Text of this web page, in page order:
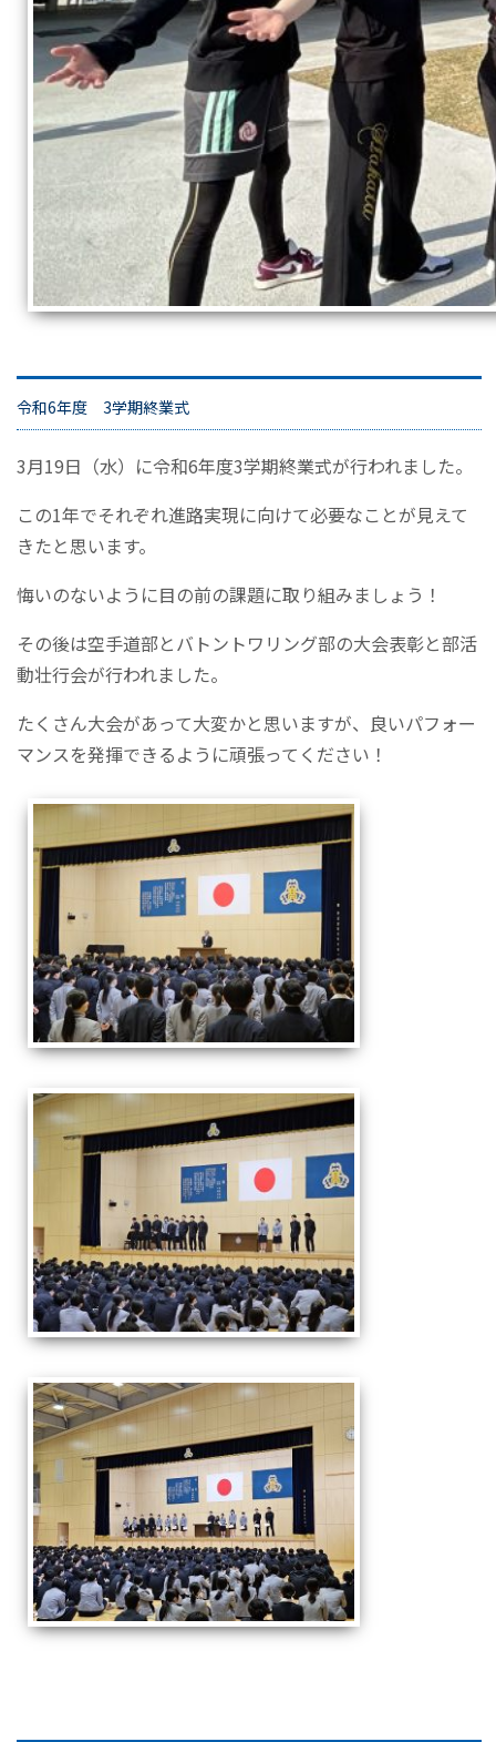
令和6年度 3学期終業式
3月19日（水）に令和6年度3学期終業式が行われました。
この1年でそれぞれ進路実現に向けて必要なことが見えて
きたと思います。
悔いのないように目の前の課題に取り組みましょう！
その後は空手道部とバトントワリング部の大会表彰と部活
動壮行会が行われました。
たくさん大会があって大変かと思いますが、良いパフォー
マンスを発揮できるように頑張ってください！